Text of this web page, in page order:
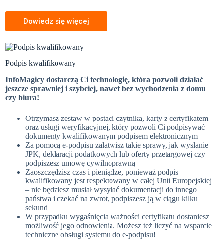
Dowiedz się więcej
Podpis kwalifikowany
InfoMagicy dostarczą Ci technologię, która pozwoli działać
jeszcze sprawniej i szybciej, nawet bez wychodzenia z domu
czy biura!
Otrzymasz zestaw w postaci czytnika, karty z certyfikatem
oraz usługi weryfikacyjnej, który pozwoli Ci podpisywać
dokumenty kwalifikowanym podpisem elektronicznym
Za pomocą e-podpisu załatwisz takie sprawy, jak wysłanie
JPK, deklaracji podatkowych lub oferty przetargowej czy
podpiszesz umowę cywilnoprawną
Zaoszczędzisz czas i pieniądze, ponieważ podpis
kwalifikowany jest respektowany w całej Unii Europejskiej
– nie będziesz musiał wysyłać dokumentacji do innego
państwa i czekać na zwrot, podpiszesz ją w ciągu kilku
sekund
W przypadku wygaśnięcia ważności certyfikatu dostaniesz
możliwość jego odnowienia. Możesz też liczyć na wsparcie
techniczne obsługi systemu do e-podpisu!